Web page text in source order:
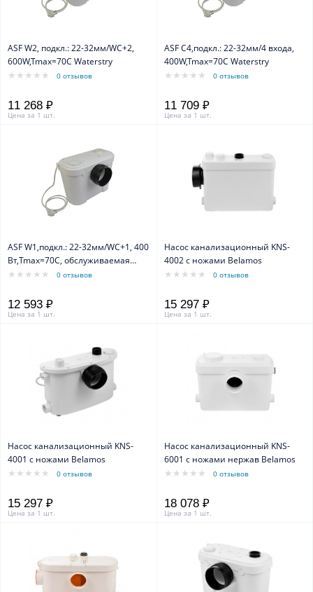
ASF W2, подкл.: 22-32мм/WC+2,
600W,Tmax=70C Waterstry
0 отзывов
11 268 ₽
Цена за 1 шт.
ASF C4,подкл.: 22-32мм/4 входа,
400W,Tmax=70C Waterstry
0 отзывов
11 709 ₽
Цена за 1 шт.
ASF W1,подкл.: 22-32мм/WC+1, 400
Вт,Tmax=70C, обслуживаемая
Waterstry
0 отзывов
12 593 ₽
Цена за 1 шт.
Насос канализационный KNS-
4002 с ножами Belamos
0 отзывов
15 297 ₽
Цена за 1 шт.
Насос канализационный KNS-
4001 с ножами Belamos
0 отзывов
15 297 ₽
Цена за 1 шт.
Насос канализационный KNS-
6001 с ножами нержав Belamos
0 отзывов
18 078 ₽
Цена за 1 шт.